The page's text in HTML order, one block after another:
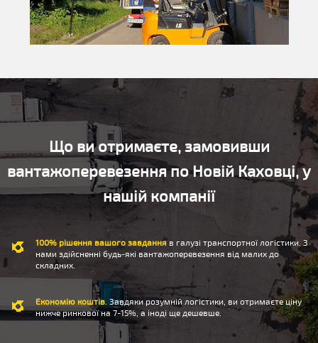
Що ви отримаєте, замовивши
вантажоперевезення по Новій Каховці, у
нашій компанії
100% рішення вашого завданняв галузі транспортної логістики. З
нами здійсненні будь-які вантажоперевезення від малих до
складних.
Економію коштів . Завдяки розумній логістики, ви отримаєте ціну
нижче ринкової на 7-15%, а іноді ще дешевше.